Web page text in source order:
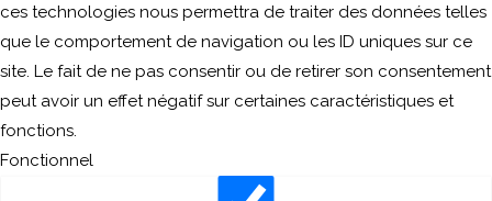
ces technologies nous permettra de traiter des données telles
que le comportement de navigation ou les ID uniques sur ce
site. Le fait de ne pas consentir ou de retirer son consentement
peut avoir un effet négatif sur certaines caractéristiques et
fonctions.
Fonctionnel